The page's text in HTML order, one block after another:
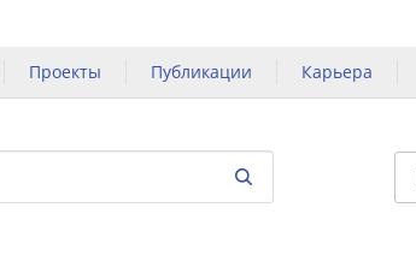
Проекты Публикации Карьера